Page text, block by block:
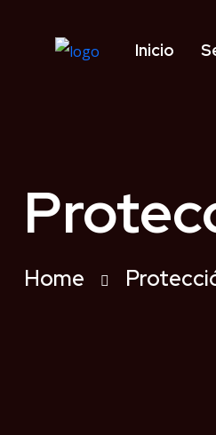
Inicio
Home